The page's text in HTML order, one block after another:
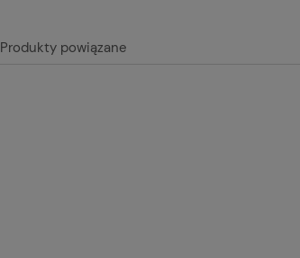
Produkty powiązane